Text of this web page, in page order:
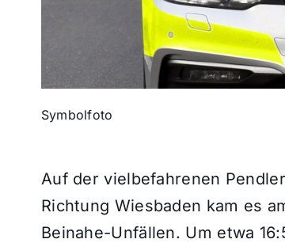
Symbolfoto
Auf der vielbefahrenen
Richtung Wiesbaden kam es
Beinahe-Unfällen. Um etwa